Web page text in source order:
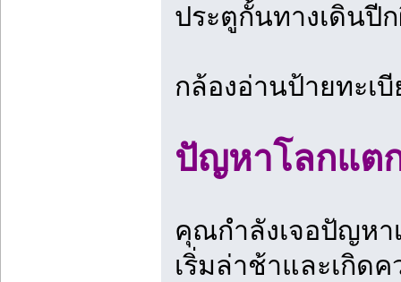
ประตูกั้นทางเดินปีก
กล้องอ่านป้ายทะเ
ปัญหาโลกแต
คุณกำลังเจอปัญหา
เริ่มล่าช้าและเกิด